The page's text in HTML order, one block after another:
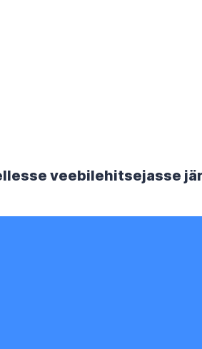
veebilehitsejasse